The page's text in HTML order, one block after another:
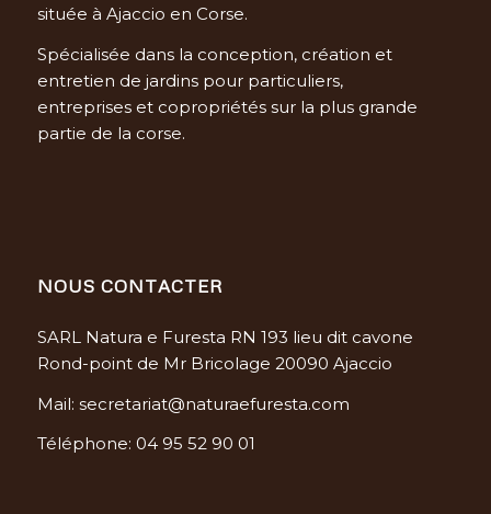
située à Ajaccio en Corse.
Spécialisée dans la conception, création et
entretien de jardins pour particuliers,
entreprises et copropriétés sur la plus grande
partie de la corse.
NOUS CONTACTER
SARL Natura e Furesta RN 193 lieu dit cavone
Rond-point de Mr Bricolage 20090 Ajaccio
Mail: secretariat@naturaefuresta.com
Téléphone: 04 95 52 90 01